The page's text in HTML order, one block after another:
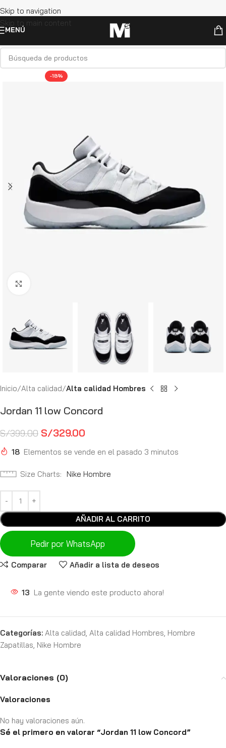
Skip to navigation
Skip to main content
MENÚ
-18%
Inicio Alta calidad Alta calidad Hombres
Jordan 11 low Concord
S/399.00 S/329.00
18 Elementos se vende en el pasado 3 minutos
Size Charts Nike Hombre
AÑADIR AL CARRITO
Pedir por WhatsApp
Comparar Añadir a lista de deseos
13 La gente viendo este producto ahora!
Categorías: Alta calidad, Alta calidad Hombres, Hombre
Zapatillas, Nike Hombre
Valoraciones (0)
Valoraciones
No hay valoraciones aún.
Sé el primero en valorar “Jordan 11 low Concord”